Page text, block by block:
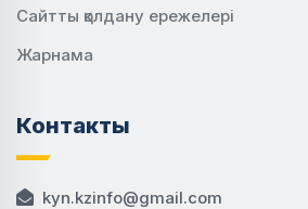
Сайтты қолдану ережелері
Жарнама
Контакты
kyn.kzinfo@gmail.com